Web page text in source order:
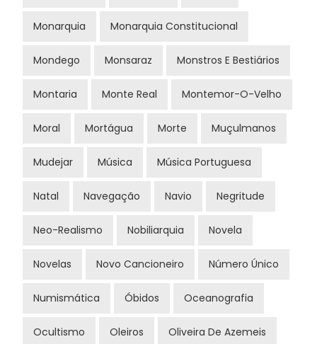
Monarquia Monarquia Constitucional
Mondego Monsaraz Monstros E Bestiários
Montaria Monte Real Montemor-O-Velho
Moral Mortágua Morte Muçulmanos
Mudejar Música Música Portuguesa
Natal Navegação Navio Negritude
Neo-Realismo Nobiliarquia Novela
Novelas Novo Cancioneiro Número Único
Numismática Óbidos Oceanografia
Ocultismo Oleiros Oliveira De Azemeis